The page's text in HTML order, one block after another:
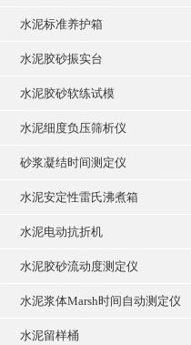
水泥标准养护箱
水泥胶砂振实台
水泥胶砂软练试模
水泥细度负压筛析仪
砂浆凝结时间测定仪
水泥安定性雷氏沸煮箱
水泥电动抗折机
水泥胶砂流动度测定仪
水泥浆体Marsh时间自动测定仪
水泥留样桶